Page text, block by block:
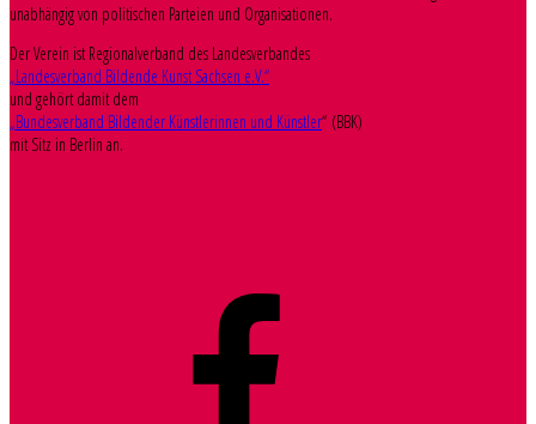
unabhängig von politischen Parteien und Organisationen.
Der Verein ist Regionalverband des Landesverbandes
„Landesverband Bildende Kunst Sachsen e.V.“
und gehört damit dem
„Bundesverband Bildender Künstlerinnen und Künstler“ (BBK)
mit Sitz in Berlin an.